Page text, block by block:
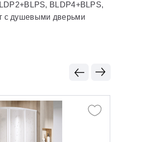
BLDP4+BLPS,
с душевыми дверьми